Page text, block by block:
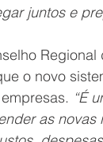
juntos e
o novo
“É
as